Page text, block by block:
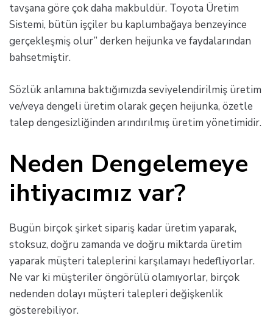
tavşana göre çok daha makbuldür. Toyota Üretim
Sistemi, bütün işçiler bu kaplumbağaya benzeyince
gerçekleşmiş olur” derken heijunka ve faydalarından
bahsetmiştir.
Sözlük anlamına baktığımızda seviyelendirilmiş üretim
ve/veya dengeli üretim olarak geçen heijunka, özetle
talep dengesizliğinden arındırılmış üretim yönetimidir.
Neden Dengelemeye
ihtiyacımız var?
Bugün birçok şirket sipariş kadar üretim yaparak,
stoksuz, doğru zamanda ve doğru miktarda üretim
yaparak müşteri taleplerini karşılamayı hedefliyorlar.
Ne var ki müşteriler öngörülü olamıyorlar, birçok
nedenden dolayı müşteri talepleri değişkenlik
gösterebiliyor.